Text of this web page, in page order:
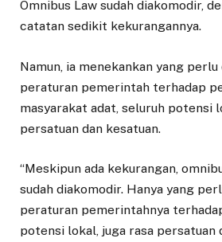
Omnibus Law sudah diakomodir,
catatan sedikit kekurangannya.
Namun, ia menekankan yang
peraturan pemerintah terhadap
masyarakat adat, seluruh potensi
persatuan dan kesatuan.
“Meskipun ada kekurangan,
sudah diakomodir. Hanya yang
peraturan pemerintahnya
potensi lokal, juga rasa persatuan